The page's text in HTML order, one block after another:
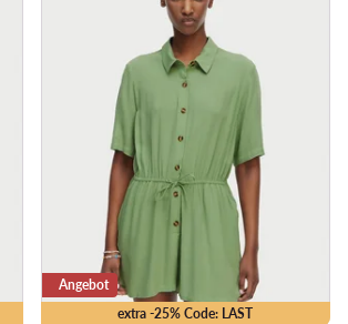
extra -25% Code: LAST
Angebot